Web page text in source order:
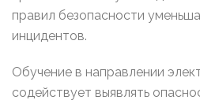
правил безопасности
инцидентов.
Обучение в направлении
содействует выявлять